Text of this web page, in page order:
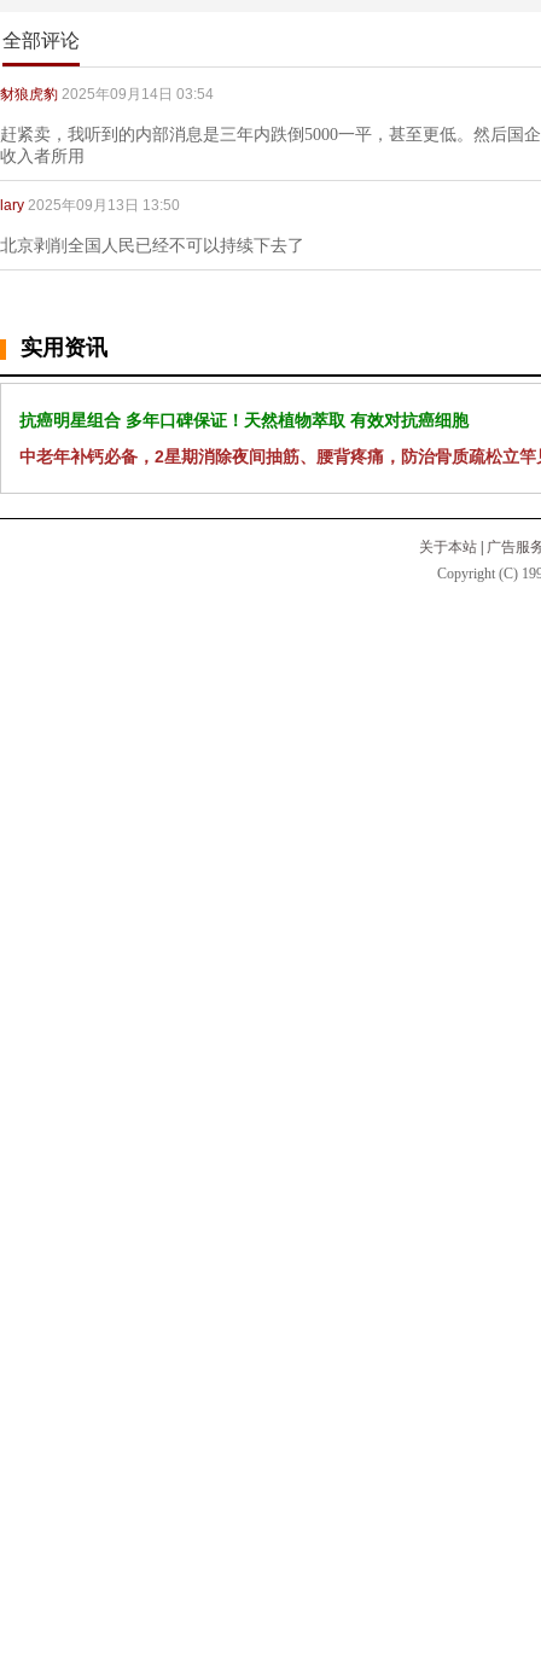
全部评论
豺狼虎豹 2025年09月14日 03:54
赶紧卖，我听到的内部消息是三年内跌倒5000一平，甚至更低。然后国
收入者所用
lary 2025年09月13日 13:50
北京剥削全国人民已经不可以持续下去了
实用资讯
抗癌明星组合 多年口碑保证！天然植物萃取 有效对抗癌细胞
中老年补钙必备，2星期消除夜间抽筋、腰背疼痛，防治骨质疏松立竿
关于本站
广告服
Copyright (C)